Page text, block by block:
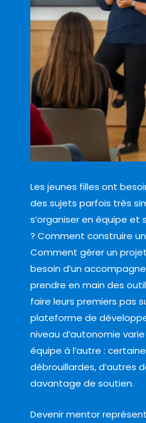
Les jeunes filles ont
des sujets parfois très
s’organiser en équipe et
? Comment construire
Comment gérer un
besoin d’un
prendre en main des
faire leurs premiers pas
plateforme de
niveau d’autonomie
équipe à l’autre :
débrouillardes, d’autres
davantage de soutien.
Devenir mentor